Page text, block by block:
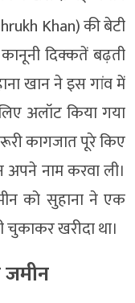
Khan) की बेटी
दिक्कतें बढ़ती
खान ने इस गांव में
अलॉट किया गया
कागजात पूरे किए
नाम करवा ली।
को सुहाना ने एक
खरीदा था।
जमीन